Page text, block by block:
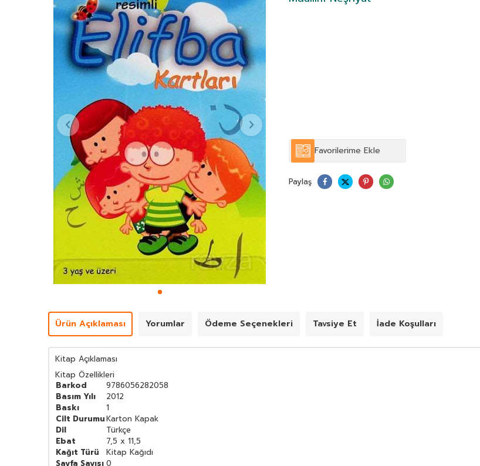
Favorilerime Ekle
Paylaş
Ürün Açıklaması Yorumlar Ödeme Seçenekleri Tavsiye Et İade Koşulları
Kitap Açıklaması
Kitap Özellikleri
Barkod
9786056282058
Basım Yılı
2012
Baskı
1
Cilt DurumuKarton Kapak
Dil
Türkçe
Ebat
7,5 x 11,5
Kağıt Türü
Kitap Kağıdı
Sayfa Sayısı 0